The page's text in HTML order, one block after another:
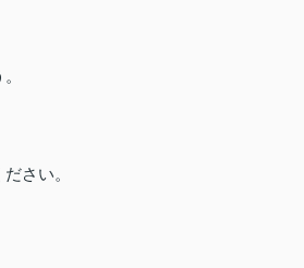
さい。